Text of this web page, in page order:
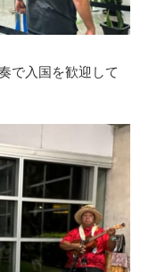
で入国を歓迎して